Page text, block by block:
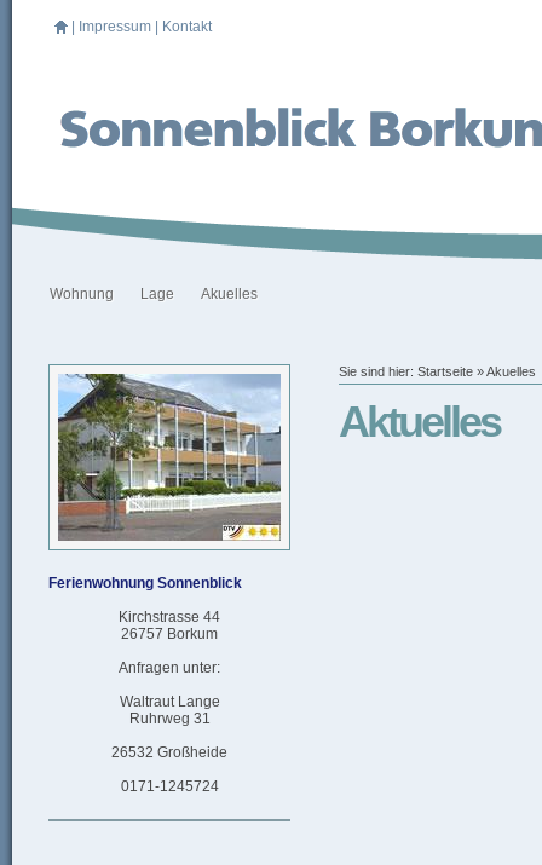
Impressum Kontakt
Wohnung Lage Akuelles
Sie sind hier: Startseite »Akuelles
Aktuelles
Ferienwohnung Sonnenblick
Kirchstrasse 44
26757 Borkum
Anfragen unter:
Waltraut Lange
Ruhrweg 31
26532 Großheide
0171-1245724